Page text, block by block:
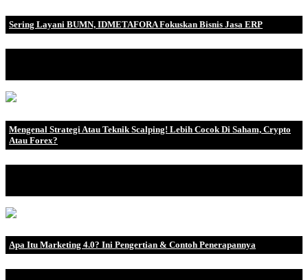
Sering Layani BUMN, IDMETAFORA Fokuskan Bisnis Jasa ERP
Mengenal Strategi Atau Teknik Scalping! Lebih Cocok Di Saham, Crypto
Atau Forex?
Apa Itu Marketing 4.0? Ini Pengertian & Contoh Penerapannya